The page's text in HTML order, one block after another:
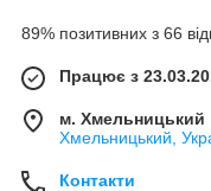
89% позитивних з 66
Працює з
м. Хмельницький
Хмельницький,
Контакти